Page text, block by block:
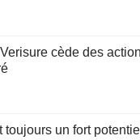
cède des
toujours un fort